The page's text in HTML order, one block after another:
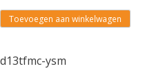
Toevoegen aan winkelwagen
d13tfmc-ysm